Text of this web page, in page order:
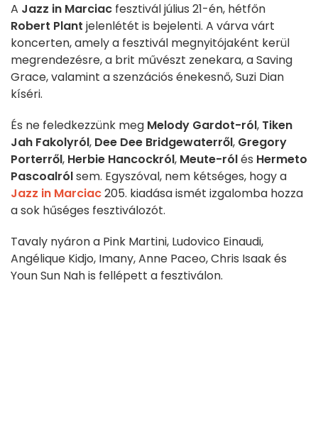
A Jazz in Marciac fesztivál július 21-én, hétfőn
Robert Plant jelenlétét is bejelenti. A várva várt
koncerten, amely a fesztivál megnyitójaként kerül
megrendezésre, a brit művészt zenekara, a Saving
Grace, valamint a szenzációs énekesnő, Suzi Dian
kíséri.
És ne feledkezzünk meg Melody Gardot-ról, Tiken
Jah Fakolyról, Dee Dee Bridgewaterről, Gregory
Porterről, Herbie Hancockról, Meute-rólés Hermeto
Pascoalrólsem. Egyszóval, nem kétséges, hogy a
Jazz in Marciac205. kiadása ismét izgalomba hozza
a sok hűséges fesztiválozót.
Tavaly nyáron a Pink Martini, Ludovico Einaudi,
Angélique Kidjo, Imany, Anne Paceo, Chris Isaak és
Youn Sun Nah is fellépett a fesztiválon.